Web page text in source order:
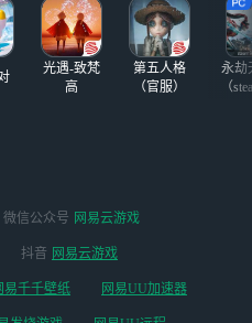
光遇-致梵
高
第五人格
（官服）
永劫
（
微信公众号 网易云游戏
抖音 网易云游戏
易千千壁纸 网易UU加速器